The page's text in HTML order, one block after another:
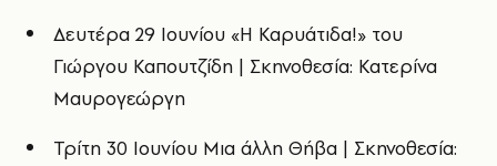
Δευτέρα 29 Ιουνίου «Η Καρυάτιδα!» του
Γιώργου Καπουτζίδη | Σκηνοθεσία: Κατερίνα
Μαυρογεώργη
Τρίτη 30 Ιουνίου Μια άλλη Θήβα | Σκηνοθεσία: